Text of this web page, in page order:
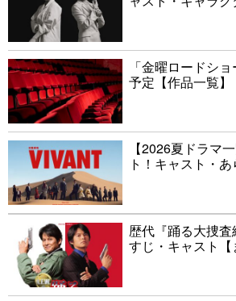
「金曜ロードシ
予定【作品一覧】
【2026夏ドラマ
ト！キャスト・あ
歴代『踊る大捜
すじ・キャスト【